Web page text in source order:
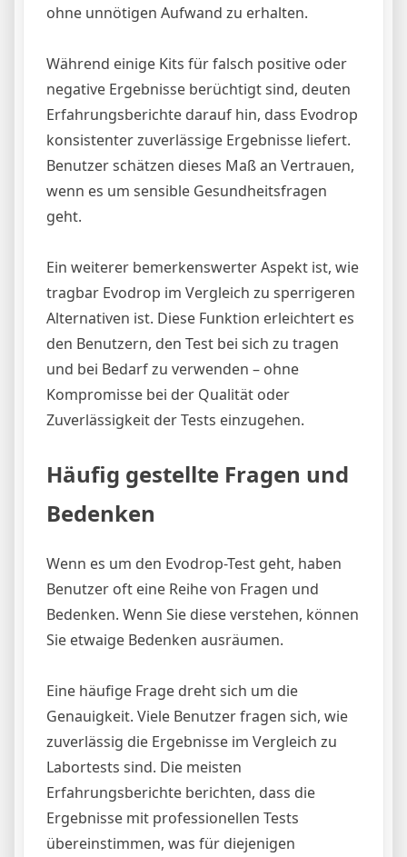
ohne unnötigen Aufwand zu erhalten.
Während einige Kits für falsch positive oder
negative Ergebnisse berüchtigt sind, deuten
Erfahrungsberichte darauf hin, dass Evodrop
konsistenter zuverlässige Ergebnisse liefert.
Benutzer schätzen dieses Maß an Vertrauen,
wenn es um sensible Gesundheitsfragen
geht.
Ein weiterer bemerkenswerter Aspekt ist, wie
tragbar Evodrop im Vergleich zu sperrigeren
Alternativen ist. Diese Funktion erleichtert es
den Benutzern, den Test bei sich zu tragen
und bei Bedarf zu verwenden – ohne
Kompromisse bei der Qualität oder
Zuverlässigkeit der Tests einzugehen.
Häufig gestellte Fragen und
Bedenken
Wenn es um den Evodrop-Test geht, haben
Benutzer oft eine Reihe von Fragen und
Bedenken. Wenn Sie diese verstehen, können
Sie etwaige Bedenken ausräumen.
Eine häufige Frage dreht sich um die
Genauigkeit. Viele Benutzer fragen sich, wie
zuverlässig die Ergebnisse im Vergleich zu
Labortests sind. Die meisten
Erfahrungsberichte berichten, dass die
Ergebnisse mit professionellen Tests
übereinstimmen, was für diejenigen